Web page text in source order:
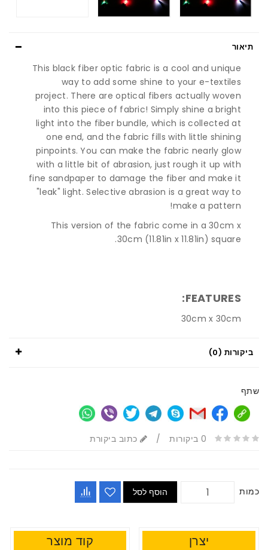
תיאור
This black fiber optic fabric is a cool and unique
way to add some shine to your e-textiles
project. There are optical fibers actually woven
into this piece of fabric! Simply shine a bright
light into the fiber bundle, which is collected at
one end, and the fabric fills with little shining
pinpoints. You can make the fabric nearly glow
with a little bit of abrasion, just rough it up with
fine sandpaper to damage the fiber and make it
"leak" light. Selective abrasion is a great way to
make a pattern!
This version of the fabric come in a 30cm x
30cm (11.81in x 11.81in) square.
FEATURES:
30cm x 30cm
ביקורות (0)
שתף
0 ביקורות / כתוב ביקורת
כמות הוסף לסל
יצרן קוד מוצר